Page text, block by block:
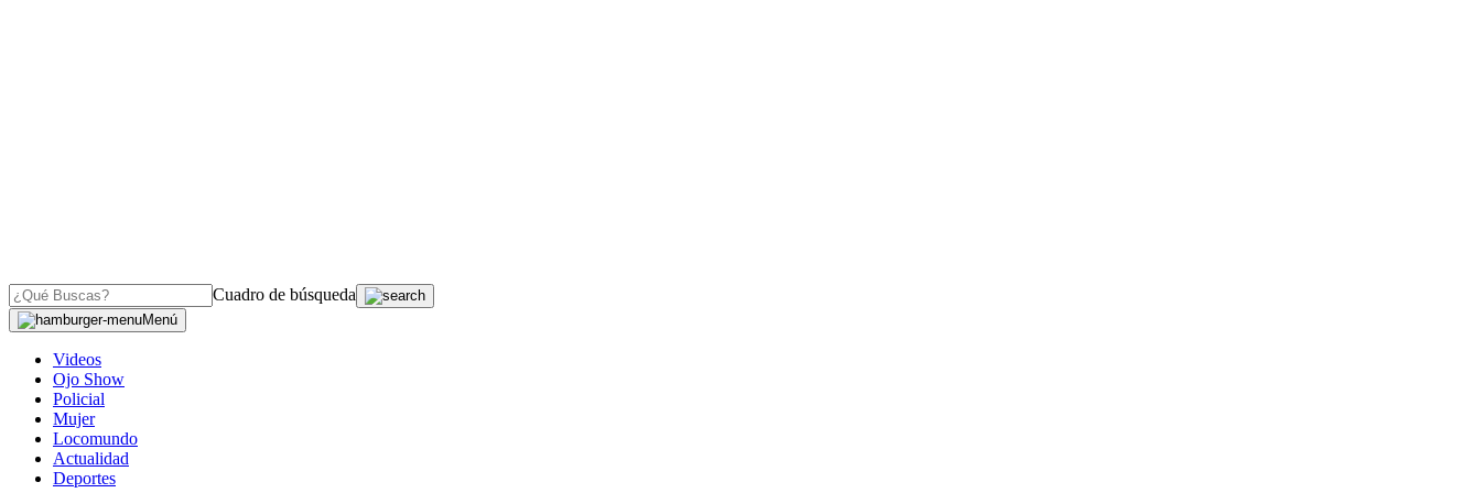
Cuadro de búsqueda
Menú
Videos
Ojo Show
Policial
Mujer
Locomundo
Actualidad
Deportes